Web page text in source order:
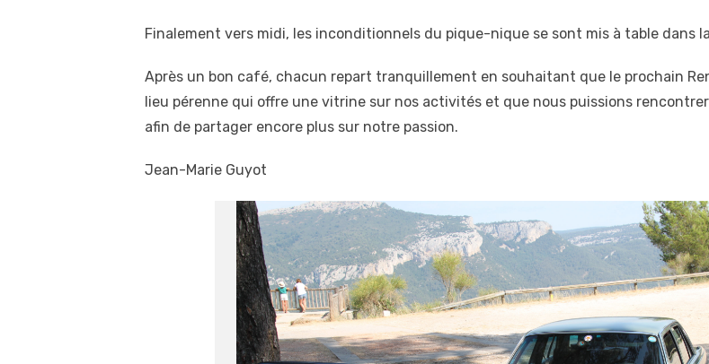
Finalement vers midi, les inconditionnels du pique-nique se sont mis à table dans
Après un bon café, chacun repart tranquillement en souhaitant que le prochain
lieu pérenne qui offre une vitrine sur nos activités et que nous puissions
afin de partager encore plus sur notre passion.
Jean-Marie Guyot